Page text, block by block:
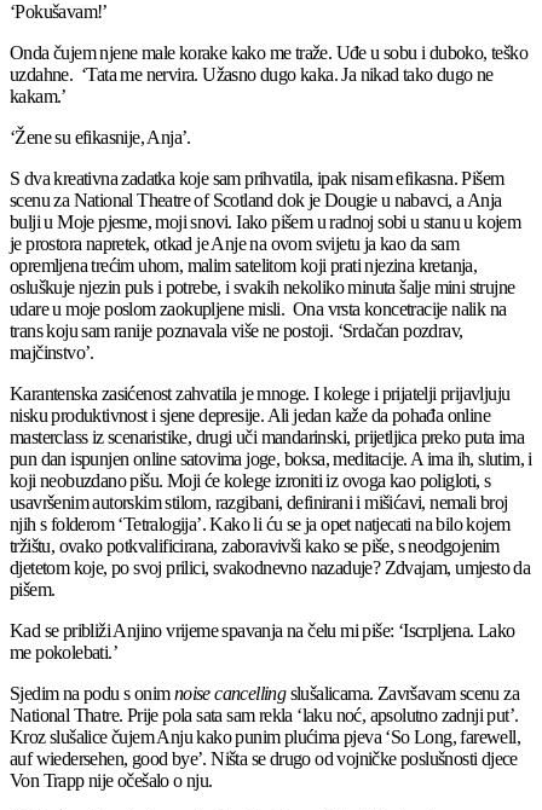
‘Pokušavam!’
Onda čujem njene male korake kako me traže. Uđe u sobu i duboko, teško
uzdahne. ‘Tata me nervira. Užasno dugo kaka. Ja nikad tako dugo ne
kakam.’
‘Žene su efikasnije, Anja’.
S dva kreativna zadatka koje sam prihvatila, ipak nisam efikasna. Pišem
scenu za National Theatre of Scotland dok je Dougie u nabavci, a Anja
bulji u Moje pjesme, moji snovi. Iako pišem u radnoj sobi u stanu u kojem
je prostora napretek, otkad je Anje na ovom svijetu ja kao da sam
opremljena trećim uhom, malim satelitom koji prati njezina kretanja,
osluškuje njezin puls i potrebe, i svakih nekoliko minuta šalje mini strujne
udare u moje poslom zaokupljene misli. Ona vrsta koncetracije nalik na
trans koju sam ranije poznavala više ne postoji. ‘Srdačan pozdrav,
majčinstvo’.
Karantenska zasićenost zahvatila je mnoge. I kolege i prijatelji prijavljuju
nisku produktivnost i sjene depresije. Ali jedan kaže da pohađa online
masterclass iz scenaristike, drugi uči mandarinski, prijetljica preko puta ima
pun dan ispunjen online satovima joge, boksa, meditacije. A ima ih, slutim, i
koji neobuzdano pišu. Moji će kolege izroniti iz ovoga kao poligloti, s
usavršenim autorskim stilom, razgibani, definirani i mišićavi, nemali broj
njih s folderom ‘Tetralogija’. Kako li ću se ja opet natjecati na bilo kojem
tržištu, ovako potkvalificirana, zaboravivši kako se piše, s neodgojenim
djetetom koje, po svoj prilici, svakodnevno nazaduje? Zdvajam, umjesto da
pišem.
Kad se približi Anjino vrijeme spavanja na čelu mi piše: ‘Iscrpljena. Lako
me pokolebati.’
Sjedim na podu s onimnoise cancellingslušalicama. Završavam scenu za
National Thatre. Prije pola sata sam rekla ‘laku noć, apsolutno zadnji put’.
Kroz slušalice čujem Anju kako punim plućima pjeva ‘So Long, farewell,
auf wiedersehen, good bye’. Ništa se drugo od vojničke poslušnosti djece
Von Trapp nije očešalo o nju.